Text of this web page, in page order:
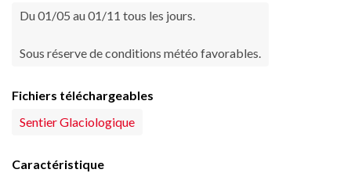
Du 01/05 au 01/11 tous les jours.
Sous réserve de conditions météo favorables.
Fichiers téléchargeables
Sentier Glaciologique
Caractéristique